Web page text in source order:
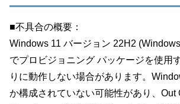
■不具合の概要：
Windows 11 バージョン 22H2
でプロビジョニング パッケージを使用
りに動作しない場合があります。
か構成されていない可能性があり、Out